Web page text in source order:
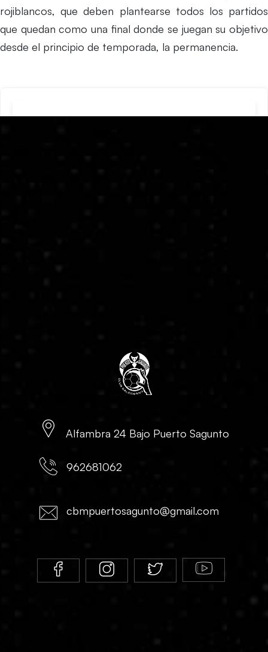
rojiblancos, que deben plantearse todos los partidos
que quedan como una final donde se juegan su objetivo
desde el principio de temporada, la permanencia.
Alfambra 24 Bajo Puerto Sagunto
962681062
cbmpuertosagunto@gmail.com